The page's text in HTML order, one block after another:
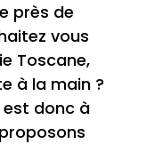
près de
vous
Toscane,
à la main ?
est donc à